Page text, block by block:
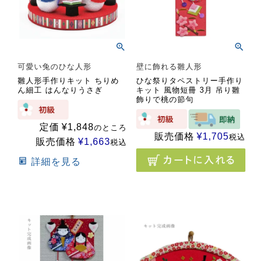
可愛い兔のひな人形
雛人形手作りキット ちりめ
ん細工 はんなりうさぎ
定価 ¥1,848のところ
販売価格 ¥1,663税込
詳細を見る
壁に飾れる雛人形
ひな祭りタペストリー手作り
キット 風物短冊 3月 吊り雛
飾りで桃の節句
販売価格 ¥1,705税込